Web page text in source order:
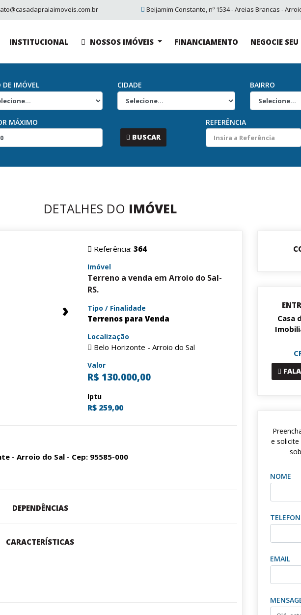
Beijamim Constante, nº 1534 - Areias Brancas -
INSTITUCIONAL NOSSOS IMÓVEIS FINANCIAMENTO NEGOCIE
DE IMÓVEL CIDADE BAIRRO
MÁXIMO
BUSCAR
REFERÊNCIA
DETALHES DO IMÓVEL
›
Referência:364
Imóvel
Terreno a venda em Arroio do Sal-
RS.
Tipo / Finalidade
Terrenos para Venda
Localização
Belo Horizonte - Arroio do Sal
Valor
R$ 130.000,00
Iptu
R$ 259,00
- Arroio do Sal - Cep: 95585-000
DEPENDÊNCIAS
CARACTERÍSTICAS
Casa
e
NOME
EMAIL